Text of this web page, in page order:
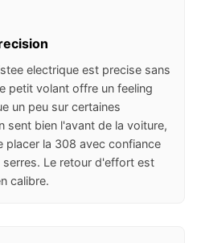
electrique est precise sans
petit volant offre un feeling
un peu sur certaines
sent bien l'avant de la voiture,
placer la 308 avec confiance
serres. Le retour d'effort est
calibre.